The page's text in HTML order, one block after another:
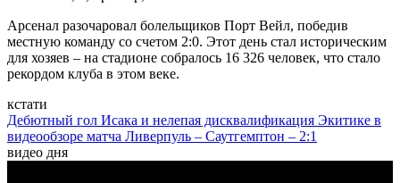
Арсенал разочаровал болельщиков Порт Вейл, победив
местную команду со счетом 2:0. Этот день стал историческим
для хозяев – на стадионе собралось 16 326 человек, что стало
рекордом клуба в этом веке.
кстати
Дебютный гол Исака и нелепая дисквалификация Экитике в
видеообзоре матча Ливерпуль – Саутгемптон – 2:1
видео дня